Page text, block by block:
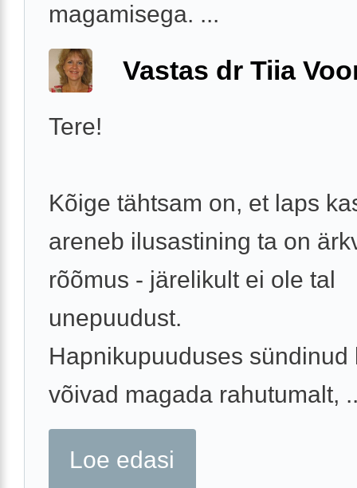
magamisega. ...
Vastas dr Tiia
Tere!
Kõige tähtsam on, et laps
areneb ilusastining ta on
rõõmus - järelikult ei ole tal
unepuudust.
Hapnikupuuduses sündinud
võivad magada rahutumalt,
Loe edasi